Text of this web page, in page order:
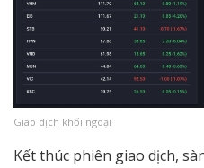
Giao dịch khối ngoại
Kết thúc phiên giao dịch,